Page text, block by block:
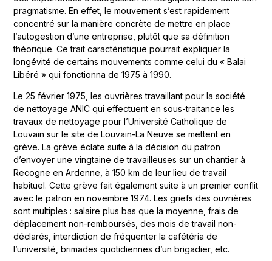
pragmatisme. En effet, le mouvement s’est rapidement
concentré sur la manière concrète de mettre en place
l’autogestion d’une entreprise, plutôt que sa définition
théorique. Ce trait caractéristique pourrait expliquer la
longévité de certains mouvements comme celui du « Balai
Libéré » qui fonctionna de 1975 à 1990.
Le 25 février 1975, les ouvrières travaillant pour la société
de nettoyage ANIC qui effectuent en sous-traitance les
travaux de nettoyage pour l’Université Catholique de
Louvain sur le site de Louvain-La Neuve se mettent en
grève. La grève éclate suite à la décision du patron
d’envoyer une vingtaine de travailleuses sur un chantier à
Recogne en Ardenne, à 150 km de leur lieu de travail
habituel. Cette grève fait également suite à un premier conflit
avec le patron en novembre 1974. Les griefs des ouvrières
sont multiples : salaire plus bas que la moyenne, frais de
déplacement non-remboursés, des mois de travail non-
déclarés, interdiction de fréquenter la cafétéria de
l’université, brimades quotidiennes d’un brigadier, etc.